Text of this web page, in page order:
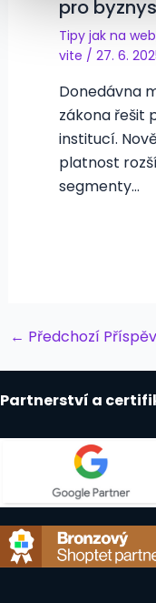
pro
Tipy jak na web
vite / 27. 6.
Donedávna
zákona řešit
institucí.
platnost
segmenty…
Post
← Předchozí
Partnerství a